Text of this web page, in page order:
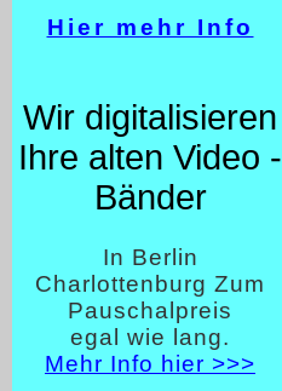
Hier mehr Info
Wir digitalisieren
Ihre alten Video -
Bänder
In Berlin
Charlottenburg Zum
Pauschalpreis
egal wie lang.
Mehr Info hier >>>